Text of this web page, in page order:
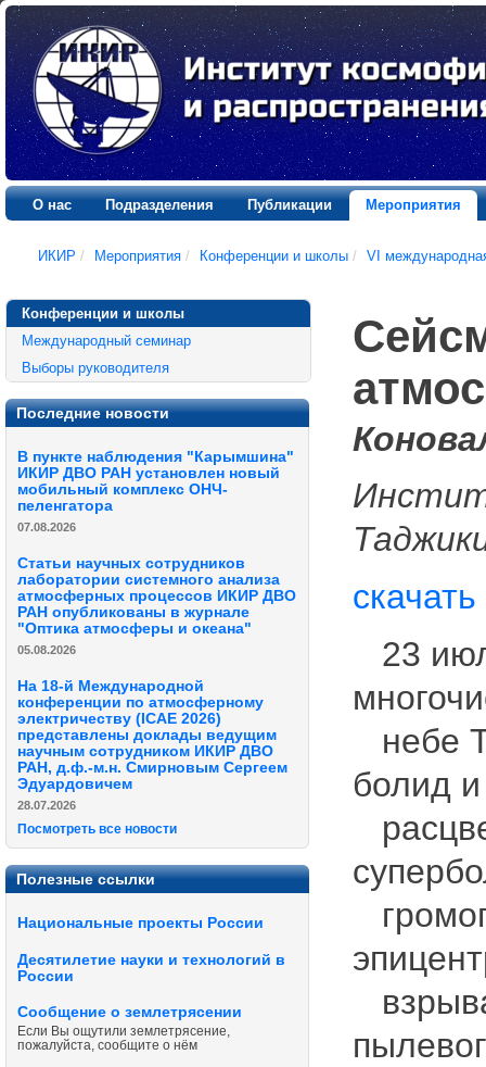
О нас Подразделения Публикации Мероприятия
ИКИР / Мероприятия / Конференции и школы / VI
Конференции и школы
Международный семинар
Выборы руководителя
Последние новости
В пункте наблюдения "Карымшина"
ИКИР ДВО РАН установлен новый
мобильный комплекс ОНЧ-
пеленгатора
07.08.2026
Статьи научных сотрудников
лаборатории системного анализа
атмосферных процессов ИКИР ДВО
РАН опубликованы в журнале
"Оптика атмосферы и океана"
05.08.2026
На 18-й Международной
конференции по атмосферному
электричеству (ICAE 2026)
представлены доклады ведущим
научным сотрудником ИКИР ДВО
РАН, д.ф.-м.н. Смирновым Сергеем
Эдуардовичем
28.07.2026
Посмотреть все новости
Полезные ссылки
Национальные проекты России
Десятилетие науки и технологий в
России
Сообщение о землетрясении
Если Вы ощутили землетрясение,
пожалуйста, сообщите о нём
скачать
23
небе
болид